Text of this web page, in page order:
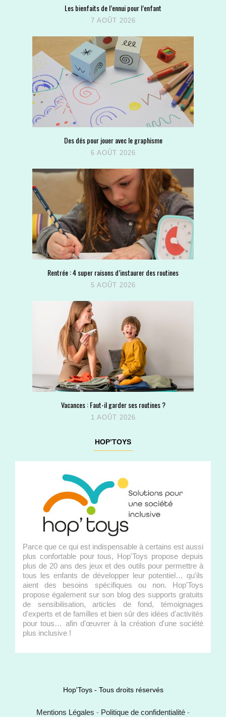
Les bienfaits de l’ennui pour l’enfant
7 AOÛT 2026
Des dés pour jouer avec le graphisme
6 AOÛT 2026
Rentrée : 4 super raisons d’instaurer des routines
5 AOÛT 2026
Vacances : Faut-il garder ses routines ?
1 AOÛT 2026
HOP’TOYS
Parce que ce qui est indispensable à certains est aussi
plus confortable pour tous, Hop'Toys propose depuis
plus de 20 ans des jeux et des outils pour permettre à
tous les enfants de développer leur potentiel… qu'ils
aient des besoins spécifiques ou non. Hop'Toys
propose également sur son blog des supports gratuits
de sensibilisation, articles de fond, témoignages
d'experts et de familles et bien sûr des idées d'activités
pour tous… afin d'œuvrer à la création d'une société
plus inclusive !
Hop'Toys - Tous droits réservés
Mentions Légales - Politique de confidentialité -